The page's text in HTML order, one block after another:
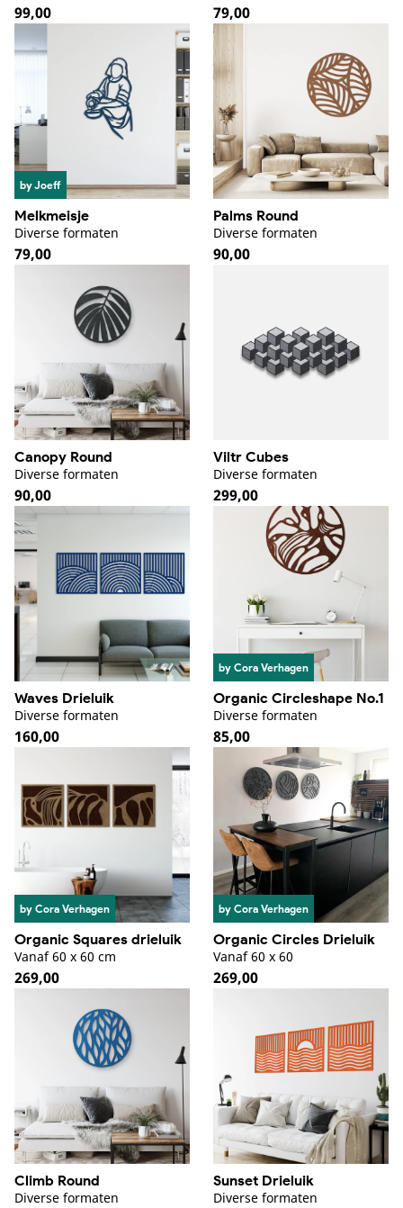
Normale
99,00
Normale
prijs
79,00
by Joeff
Melkmeisje
Diverse formaten
Normale
79,00
Palms Round
Diverse formaten
Normale
90,00
Canopy Round
Diverse formaten
Normale
prijs
90,00
Viltr Cubes
Diverse formaten
Normale
299,00
Waves Drieluik
Diverse formaten
Normale
160,00
by Cora Verhagen
Organic Circleshape No.1
Diverse formaten
Normale
85,00
by Cora Verhagen
Organic Squares drieluik
Vanaf 60 x 60 cm
Normale
269,00
by Cora Verhagen
Organic Circles Drieluik
Vanaf 60 x 60
Normale
269,00
Climb Round
Diverse formaten
Sunset Drieluik
Diverse formaten